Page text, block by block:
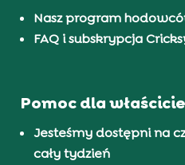
Nasz program
FAQ i subskrypcja
Pomoc dla
Jesteśmy dostępni na
cały tydzień